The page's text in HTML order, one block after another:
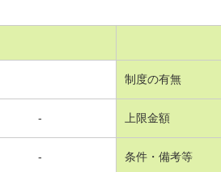
制度の有無
- 上限金額
- 条件・備考等